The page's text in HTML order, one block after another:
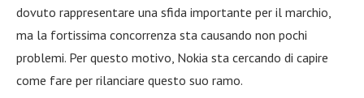
dovuto rappresentare una sfida importante per il marchio,
ma la fortissima concorrenza sta causando non pochi
problemi. Per questo motivo, Nokia sta cercando di capire
come fare per rilanciare questo suo ramo.